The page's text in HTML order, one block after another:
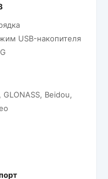
USB-накопителя
GLONASS, Beidou,